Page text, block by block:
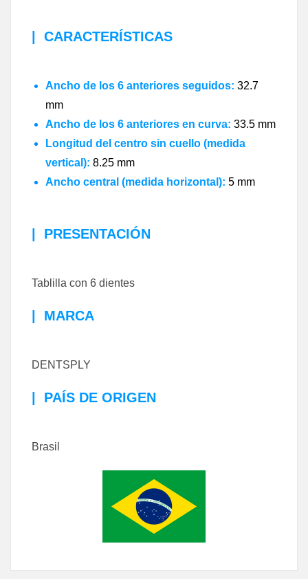
CARACTERÍSTICAS
Ancho de los 6 anteriores seguidos: 32.7
mm
Ancho de los 6 anteriores en curva: 33.5 mm
Longitud del centro sin cuello (medida
vertical): 8.25 mm
Ancho central (medida horizontal): 5 mm
PRESENTACIÓN
Tablilla con 6 dientes
MARCA
DENTSPLY
PAÍS DE ORIGEN
Brasil